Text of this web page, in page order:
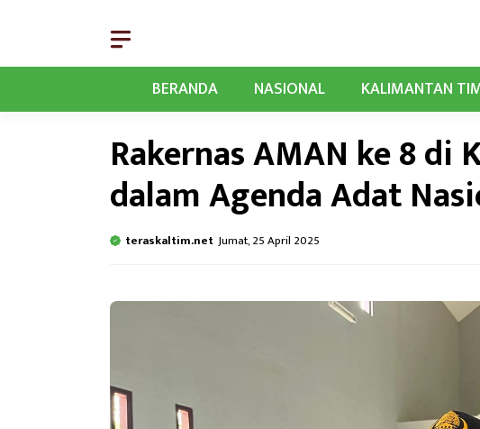
BERANDA
NASIONAL KALIMANTAN
Rakernas AMAN ke 8 di
dalam Agenda Adat
teraskaltim.net Jumat, 25 April 2025